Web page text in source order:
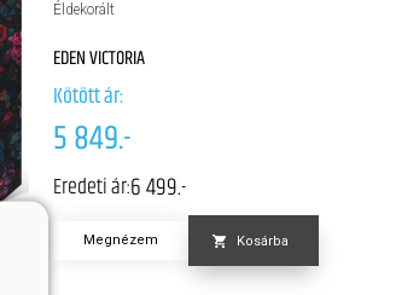
Éldekorált
EDEN VICTORIA
Kötött ár:
5 849.-
Eredeti ár:6 499.-
Megnézem Kosárba